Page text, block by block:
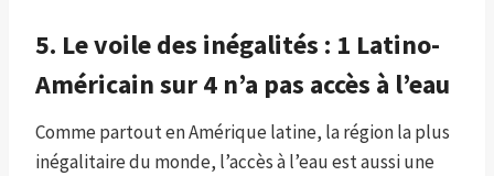
5. Le voile des inégalités : 1 Latino-
Américain sur 4 n’a pas accès à l’eau
Comme partout en Amérique latine, la région la plus
inégalitaire du monde, l’accès à l’eau est aussi une